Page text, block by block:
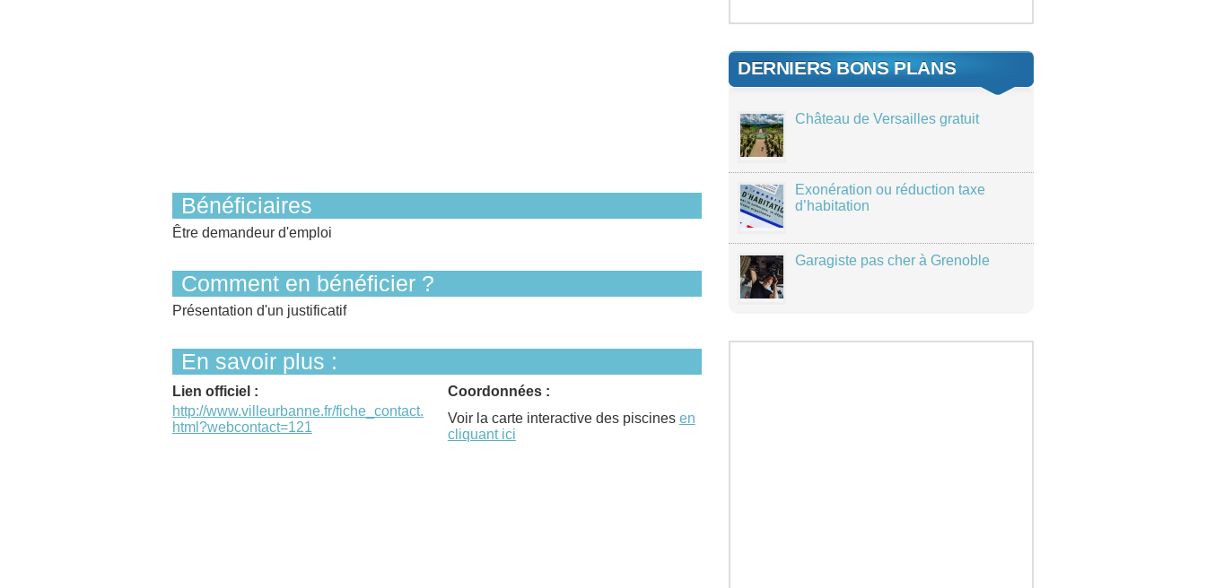
Bénéficiaires
Être demandeur d'emploi
Comment en bénéficier ?
Présentation d'un justificatif
En savoir plus :
Lien officiel :
http://www.villeurbanne.fr/fiche_contact.
html?webcontact=121
Coordonnées :
Voir la carte interactive des piscines en
cliquant ici
DERNIERS BONS PLANS
Château de Versailles gratuit
Exonération ou réduction taxe
d’habitation
Garagiste pas cher à Grenoble